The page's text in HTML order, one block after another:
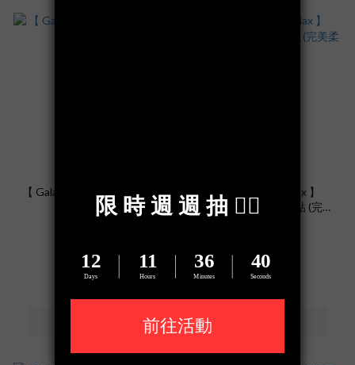
【 Galaxy S26 】ZIFRIEND 零
失敗薄晶貼
【 iPhone 17 Pro Max 】
ZIFRIEND 零失敗隱視貼 (完美